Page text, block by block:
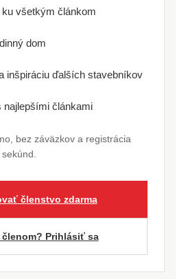
ku všetkým článkom
dom
inšpiráciu ďalších stavebníkov
najlepšími článkami
bez záväzkov a registrácia
členstvo zdarma
členom? Prihlásiť sa